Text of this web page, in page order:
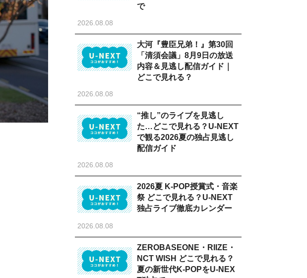
で
2026.08.08
大河『豊臣兄弟！』第30回
「清須会議」8月9日の放送
内容＆見逃し配信ガイド｜
どこで見れる？
2026.08.08
“推し”のライブを見逃し
た…どこで見れる？U-NEXT
で観る2026夏の独占見逃し
配信ガイド
2026.08.08
2026夏 K-POP授賞式・音楽
祭 どこで見れる？U-NEXT
独占ライブ徹底カレンダー
2026.08.08
ZEROBASEONE・RIIZE・
NCT WISH どこで見れる？
夏の新世代K-POPをU-NEX